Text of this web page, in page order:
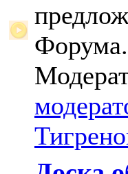
Форума.